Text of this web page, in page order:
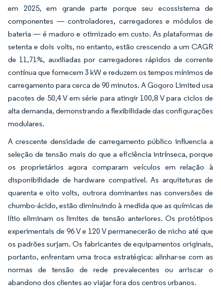
em 2025, em grande parte porque seu ecossistema de
componentes — controladores, carregadores e módulos de
bateria — é maduro e otimizado em custo. As plataformas de
setenta e dois volts, no entanto, estão crescendo a um CAGR
de 11,71%, auxiliadas por carregadores rápidos de corrente
contínua que fornecem 3 kW e reduzem os tempos mínimos de
carregamento para cerca de 90 minutos. A Gogoro Limited usa
pacotes de 50,4 V em série para atingir 100,8 V para ciclos de
alta demanda, demonstrando a flexibilidade das configurações
modulares.
A crescente densidade de carregamento público influencia a
seleção de tensão mais do que a eficiência intrínseca, porque
os proprietários agora comparam veículos em relação à
disponibilidade de hardware compatível. As arquiteturas de
quarenta e oito volts, outrora dominantes nas conversões de
chumbo-ácido, estão diminuindo à medida que as químicas de
lítio eliminam os limites de tensão anteriores. Os protótipos
experimentais de 96 V e 120 V permanecerão de nicho até que
os padrões surjam. Os fabricantes de equipamentos originais,
portanto, enfrentam uma troca estratégica: alinhar-se com as
normas de tensão de rede prevalecentes ou arriscar o
abandono dos clientes ao viajar fora dos centros urbanos.